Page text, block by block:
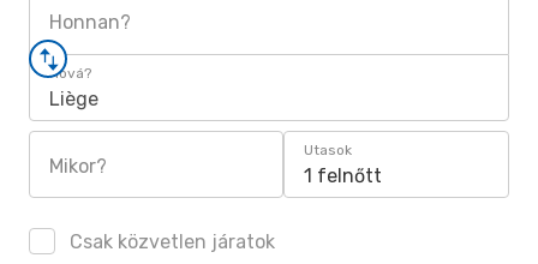
Honnan?
Hová?
Liège
Mikor?
Utasok
1 felnőtt
Csak közvetlen járatok